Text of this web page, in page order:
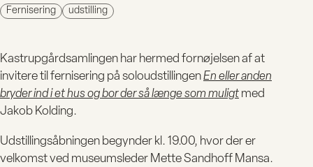
Fernisering udstilling
Kastrupgårdsamlingen har hermed fornøjelsen af at
invitere til fernisering på soloudstillingenEn eller anden
bryder ind i et hus og bor der så længe som muligt med
Jakob Kolding.
Udstillingsåbningen begynder kl. 19.00, hvor der er
velkomst ved museumsleder Mette Sandhoff Mansa.